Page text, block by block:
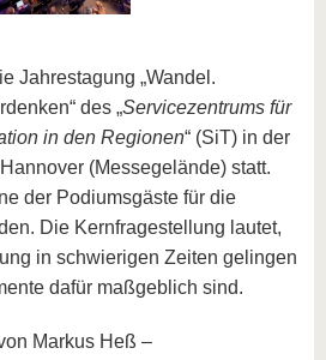
Jahrestagung „Wandel.
des „Servicezentrums für
in den Regionen“ (SiT) in der
(Messegelände) statt.
der Podiumsgäste für die
Die Kernfragestellung lautet,
in schwierigen Zeiten gelingen
dafür maßgeblich sind.
Markus Heß –